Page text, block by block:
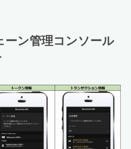
ーン管理コンソール